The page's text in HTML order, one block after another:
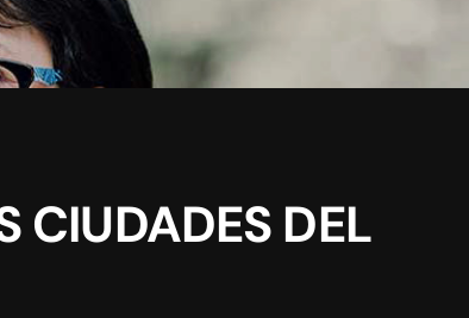
CIUDADES DEL